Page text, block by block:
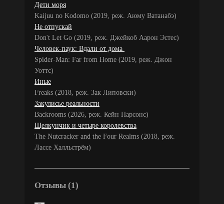
Дети моря
Kaijuu no Kodomo (2019, реж. Аюму Ватанабэ)
Не отпускай
Don't Let Go (2019, реж. Джейкоб Аарон Эстес)
Человек-паук: Вдали от дома
Spider-Man: Far from Home (2019, реж. Джон
Уоттс)
Иные
Freaks (2018, реж. Зак Липовски)
Закулисье реальности
Backrooms (2026, реж. Кейн Парсонс)
Щелкунчик и четыре королевства
The Nutcracker and the Four Realms (2018, реж.
Лассе Халльстрём)
Отзывы (1)